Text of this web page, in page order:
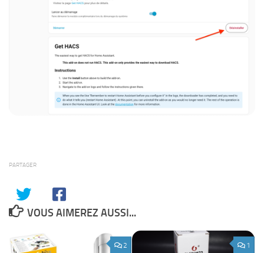
PARTAGER
VOUS AIMEREZ AUSSI...
2 1